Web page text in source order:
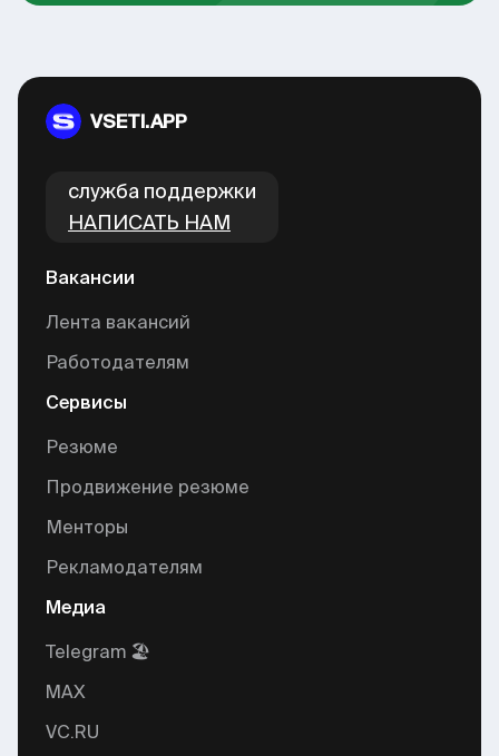
VSETI.APP
cлужба поддержки
НАПИСАТЬ НАМ
Вакансии
Лента вакансий
Работодателям
Сервисы
Резюме
Продвижение резюме
Менторы
Рекламодателям
Медиа
Telegram 🏖
MAX
VC.RU